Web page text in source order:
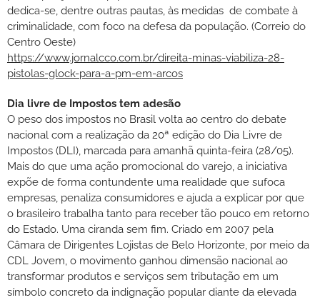
dedica-se, dentre outras pautas, às medidas de combate à
criminalidade, com foco na defesa da população. (Correio do
Centro Oeste)
https://www.jornalcco.com.br/direita-minas-viabiliza-28-
pistolas-glock-para-a-pm-em-arcos
Dia livre de Impostos tem adesão
O peso dos impostos no Brasil volta ao centro do debate
nacional com a realização da 20ª edição do Dia Livre de
Impostos (DLI), marcada para amanhã quinta-feira (28/05).
Mais do que uma ação promocional do varejo, a iniciativa
expõe de forma contundente uma realidade que sufoca
empresas, penaliza consumidores e ajuda a explicar por que
o brasileiro trabalha tanto para receber tão pouco em retorno
do Estado. Uma ciranda sem fim. Criado em 2007 pela
Câmara de Dirigentes Lojistas de Belo Horizonte, por meio da
CDL Jovem, o movimento ganhou dimensão nacional ao
transformar produtos e serviços sem tributação em um
símbolo concreto da indignação popular diante da elevada